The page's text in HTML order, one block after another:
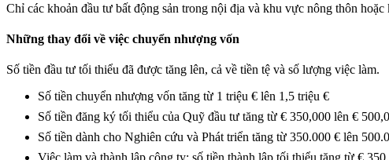
Chỉ các khoản đầu tư bất động sản trong nội địa và khu vực nông thôn
Những thay đổi về việc chuyển nhượng vốn
Số tiền đầu tư tối thiểu đã được tăng lên, cả về tiền tệ và số lượng việc làm.
Số tiền chuyển nhượng vốn tăng từ 1 triệu € lên 1,5 triệu €
Số tiền đăng ký tối thiểu của Quỹ đầu tư tăng từ € 350,000 lên €
Số tiền dành cho Nghiên cứu và Phát triển tăng từ 350.000 € lên
Việc làm và thành lập công ty: số tiền thành lập tối thiểu tăng từ €